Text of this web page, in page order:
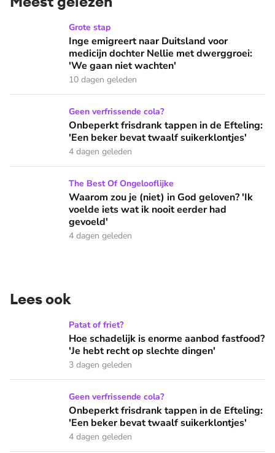
Inge emigreert naar Duitsland voor medicijn dochter
Grote stap
Inge emigreert naar Duitsland voor
medicijn dochter Nellie met dwerggroei:
'We gaan niet wachten'
10 dagen geleden
Onbeperkt frisdrank tappen in de Efteling: 'Een beker
Geen verfrissende cola?
Onbeperkt frisdrank tappen in de Efteling:
'Een beker bevat twaalf suikerklontjes'
4 dagen geleden
Waarom zou je (niet) in God geloven? 'Ik voelde iets wat
The Best Of Ongelooflijke
Waarom zou je (niet) in God geloven? 'Ik
voelde iets wat ik nooit eerder had
gevoeld'
4 dagen geleden
Lees ook
Hoe schadelijk is enorme aanbod fastfood? 'Je hebt recht
Patat of friet?
Hoe schadelijk is enorme aanbod fastfood?
'Je hebt recht op slechte dingen'
3 dagen geleden
Onbeperkt frisdrank tappen in de Efteling: 'Een beker
Geen verfrissende cola?
Onbeperkt frisdrank tappen in de Efteling:
'Een beker bevat twaalf suikerklontjes'
4 dagen geleden